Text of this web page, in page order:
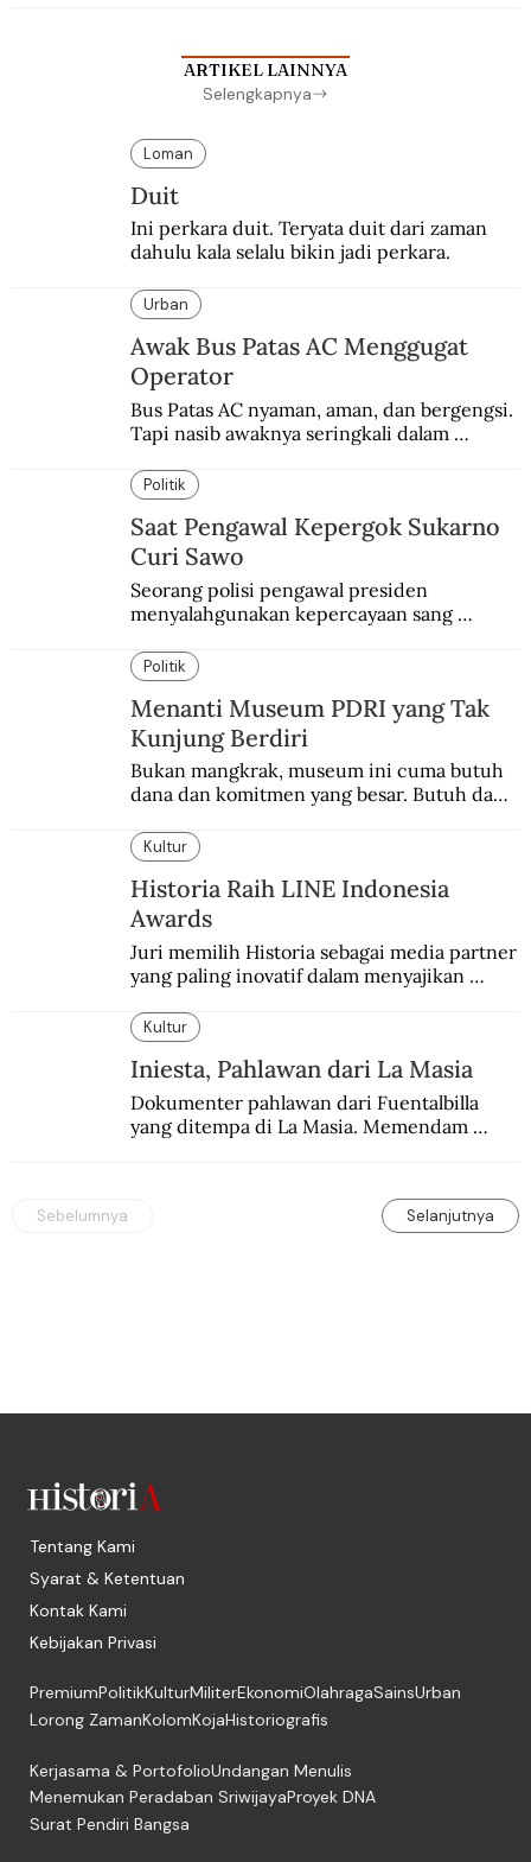
ARTIKEL LAINNYA
Selengkapnya
Loman
Duit
Ini perkara duit. Teryata duit dari zaman
dahulu kala selalu bikin jadi perkara.
Urban
Awak Bus Patas AC Menggugat
Operator
Bus Patas AC nyaman, aman, dan bergengsi.
Tapi nasib awaknya seringkali dalam
Politik
Saat Pengawal Kepergok Sukarno
Curi Sawo
Seorang polisi pengawal presiden
menyalahgunakan kepercayaan sang
Politik
Menanti Museum PDRI yang Tak
Kunjung Berdiri
Bukan mangkrak, museum ini cuma butuh
dana dan komitmen yang besar. Butuh dana
Kultur
Historia Raih LINE Indonesia
Awards
Juri memilih Historia sebagai media partner
yang paling inovatif dalam menyajikan
Kultur
Iniesta, Pahlawan dari La Masia
Dokumenter pahlawan dari Fuentalbilla
yang ditempa di La Masia. Memendam
Sebelumnya Selanjutnya
Tentang Kami
Syarat & Ketentuan
Kontak Kami
Kebijakan Privasi
PremiumPolitikKulturMiliterEkonomiOlahragaSainsUrban
Lorong ZamanKolomKojaHistoriografis
Kerjasama & PortofolioUndangan Menulis
Menemukan Peradaban SriwijayaProyek DNA
Surat Pendiri Bangsa